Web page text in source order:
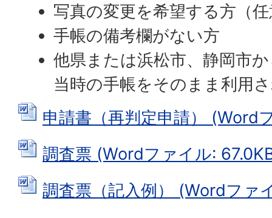
写真の変更を希望する方（
手帳の備考欄がない方
他県または浜松市、静岡市
当時の手帳をそのまま利用
申請書（再判定申請） (Word
調査票 (Wordファイル:
調査票（記入例） (Wordファ